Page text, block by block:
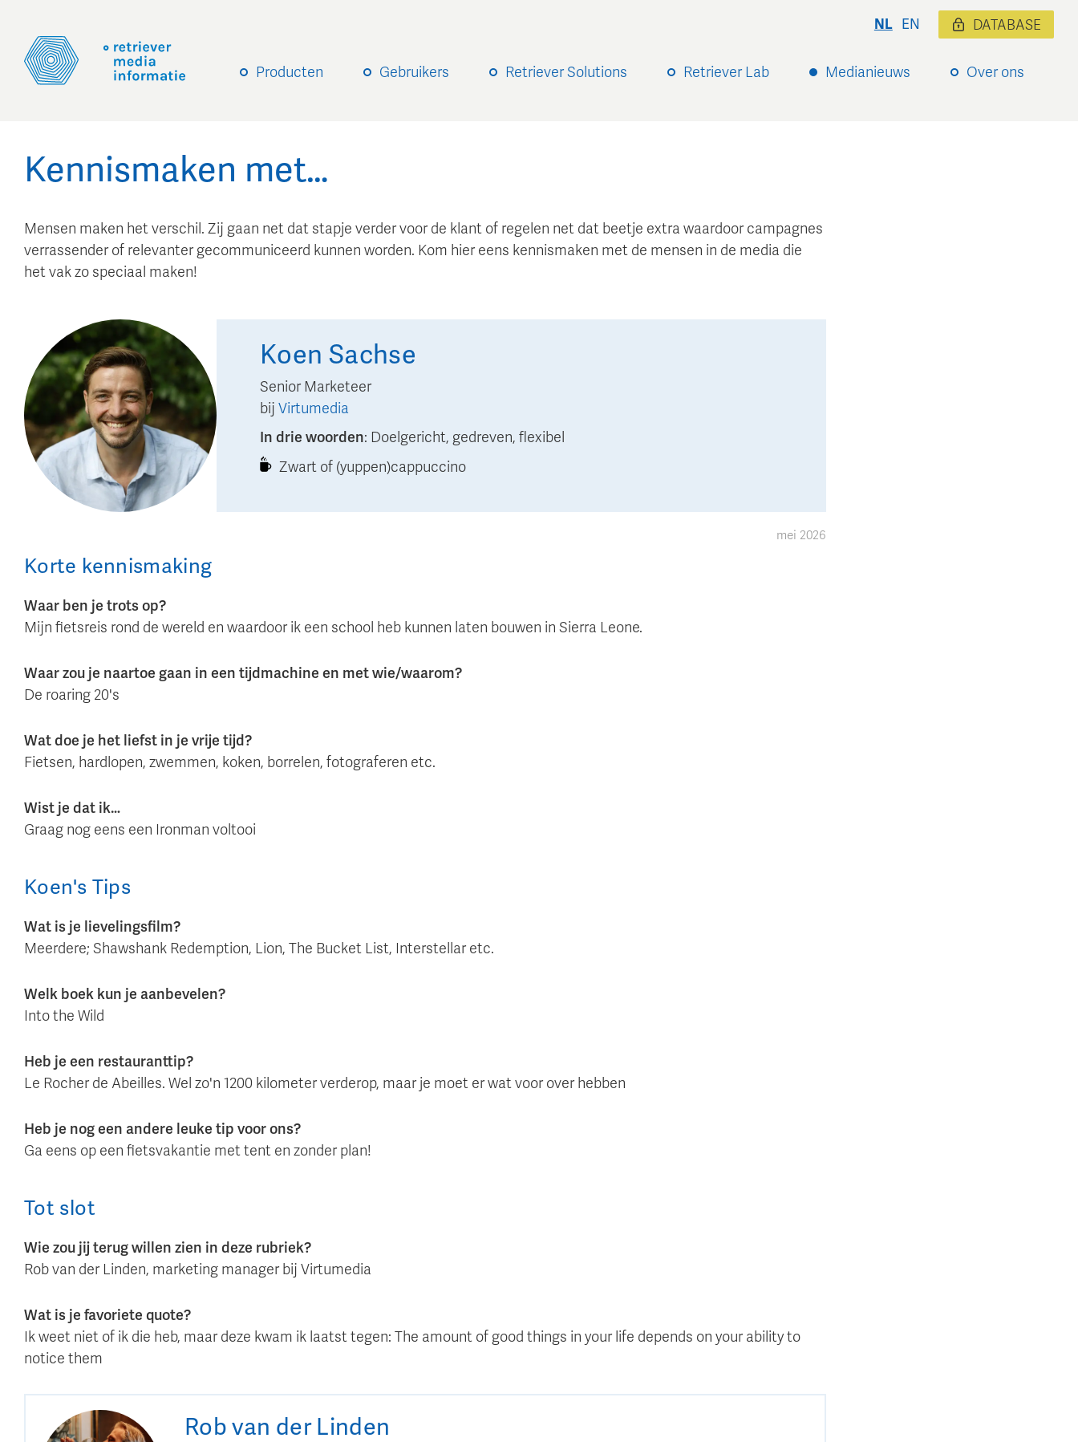
Producten Gebruikers Retriever Solutions Retriever Lab Medianieuws Over ons
NL EN DATABASE
Kennismaken met…
Mensen maken het verschil. Zij gaan net dat stapje verder voor de klant of regelen net dat beetje extra waardoor campagnes
verrassender of relevanter gecommuniceerd kunnen worden. Kom hier eens kennismaken met de mensen in de media die
het vak zo speciaal maken!
Koen Sachse
Senior Marketeer
bij Virtumedia
In drie woorden: Doelgericht, gedreven, flexibel
Zwart of (yuppen)cappuccino
mei 2026
Korte kennismaking
Waar ben je trots op?
Mijn fietsreis rond de wereld en waardoor ik een school heb kunnen laten bouwen in Sierra Leone.
Waar zou je naartoe gaan in een tijdmachine en met wie/waarom?
De roaring 20's
Wat doe je het liefst in je vrije tijd?
Fietsen, hardlopen, zwemmen, koken, borrelen, fotograferen etc.
Wist je dat ik…
Graag nog eens een Ironman voltooi
Koen's Tips
Wat is je lievelingsfilm?
Meerdere; Shawshank Redemption, Lion, The Bucket List, Interstellar etc.
Welk boek kun je aanbevelen?
Into the Wild
Heb je een restauranttip?
Le Rocher de Abeilles. Wel zo'n 1200 kilometer verderop, maar je moet er wat voor over hebben
Heb je nog een andere leuke tip voor ons?
Ga eens op een fietsvakantie met tent en zonder plan!
Tot slot
Wie zou jij terug willen zien in deze rubriek?
Rob van der Linden, marketing manager bij Virtumedia
Wat is je favoriete quote?
Ik weet niet of ik die heb, maar deze kwam ik laatst tegen: The amount of good things in your life depends on your ability to
notice them
Rob van der Linden